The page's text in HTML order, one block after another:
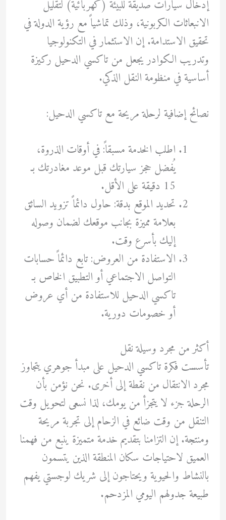
إدخال سيارات صديقة للبيئة (كهربائية) لتقليل
الانبعاثات الكربونية، وذلك تماشياً مع رؤية الدولة في
تحقيق الاستدامة. إن الاستثمار في التكنولوجيا
وتدريب الكوادر يجعل من تاكسي الدحيل ركيزة
أساسية في منظومة النقل الذكي.
نصائح إضافية لرحلة مريحة مع تاكسي الدحيل:
اطلب الخدمة مسبقاً: في أوقات الذروة،
يُفضل حجز سيارتك قبل موعد مغادرتك بـ
15 دقيقة على الأقل.
تحديد الموقع بدقة: حاول دائماً تزويد السائق
بعلامة مميزة بجانب موقعك لضمان وصوله
إليك بأسرع وقت.
الاستفادة من العروض: تابع دائماً حسابات
التواصل الاجتماعي أو التطبيق الخاص بـ
تاكسي الدحيل للاستفادة من أي عروض
أو خصومات دورية.
أكثر من مجرد وسيلة نقل
تأسست فكرة تاكسي الدحيل على مبدأ جوهري يتجاوز
مجرد الانتقال من نقطة إلى أخرى. نحن نؤمن بأن
الرحلة جزء لا يتجزأ من يومك، لذا نسعى لتحويل وقت
التنقل من وقت ضائع في الزحام إلى تجربة مريحة
ومنتجة. إن التزامنا بتقديم خدمة متميزة ينبع من فهمنا
العميق لاحتياجات سكان المنطقة الذين يتسمون
بالنشاط والحيوية ويحتاجون إلى شريك لوجستي يفهم
طبيعة جدولهم اليومي المزدحم.